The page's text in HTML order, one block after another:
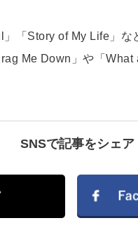
「Story of My Life」な
Me Down」や「
SNSで記事をシェア